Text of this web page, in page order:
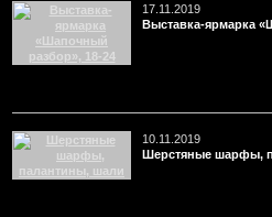
17.11.2019
Выставка-ярмарка
10.11.2019
Шерстяные шарфы,